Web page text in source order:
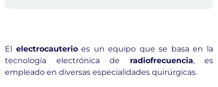
El electrocauterioes un equipo que se basa en la
tecnología electrónica de radiofrecuencia, es
empleado en diversas especialidades quirúrgicas.